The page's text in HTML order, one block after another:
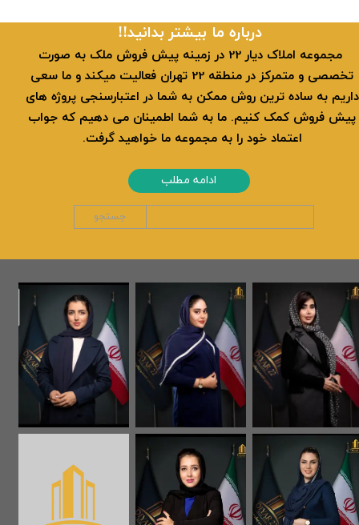
​​درباره ما بیشتر بدانید!!
​ مجموعه املاک دیار 22 در زمینه پیش فروش ملک به صورت
تخصصی و متمرکز در منطقه 22 تهران فعالیت میکند و ما سعی
داریم به ساده ترین روش ممکن به شما در اعتبارسنجی پروژه های
پیش فروش کمک کنیم. ما به شما اطمینان می دهیم که جواب
اعتماد خود را به مجموعه ما خواهید گرفت.
ادامه مطلب
جستجو